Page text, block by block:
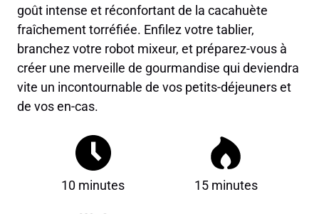
goût intense et réconfortant de la cacahuète
fraîchement torréfiée. Enfilez votre tablier,
branchez votre robot mixeur, et préparez-vous à
créer une merveille de gourmandise qui deviendra
vite un incontournable de vos petits-déjeuners et
de vos en-cas.
10 minutes 15 minutes